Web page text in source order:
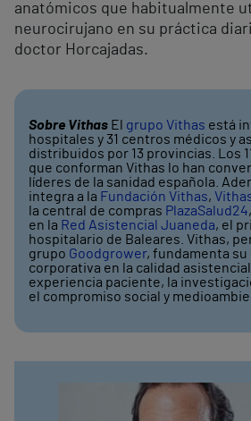
anatómicos que habitualmente
neurocirujano en su práctica
doctor Horcajadas.
Sobre Vithas El grupo Vithas está
hospitales y 31 centros médicos y
distribuidos por 13 provincias. Los
que conforman Vithas lo han
líderes de la sanidad española.
integra a la Fundación Vithas,
la central de compras PlazaSalud24
en la Red Asistencial Juaneda, el
hospitalario de Baleares. Vithas,
grupo Goodgrower, fundamenta
corporativa en la calidad
experiencia paciente, la
el compromiso social y